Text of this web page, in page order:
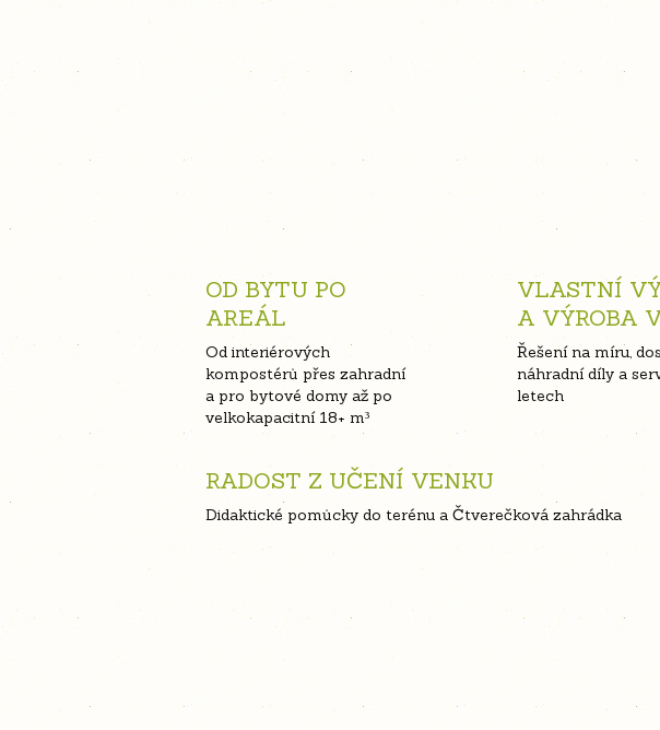
OD BYTU PO
AREÁL
Od interiérových
kompostérů přes zahradní
a pro bytové domy až po
velkokapacitní 18+ m³
VLASTNÍ
A VÝROBA
Řešení na míru,
náhradní díly a
letech
RADOST Z UČENÍ VENKU
Didaktické pomůcky do terénu a Čtverečková zahrádka